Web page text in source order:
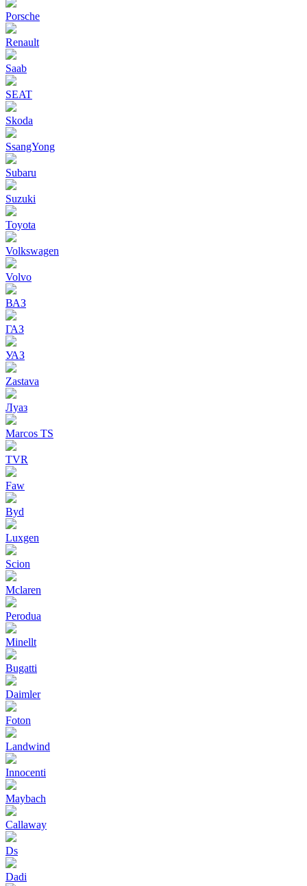
Porsche
Renault
Saab
SEAT
Skoda
SsangYong
Subaru
Suzuki
Toyota
Volkswagen
Volvo
ВАЗ
ГАЗ
УАЗ
Zastava
Луаз
Marcos TS
TVR
Faw
Byd
Luxgen
Scion
Mclaren
Perodua
Minellt
Bugatti
Daimler
Foton
Landwind
Innocenti
Maybach
Callaway
Ds
Dadi